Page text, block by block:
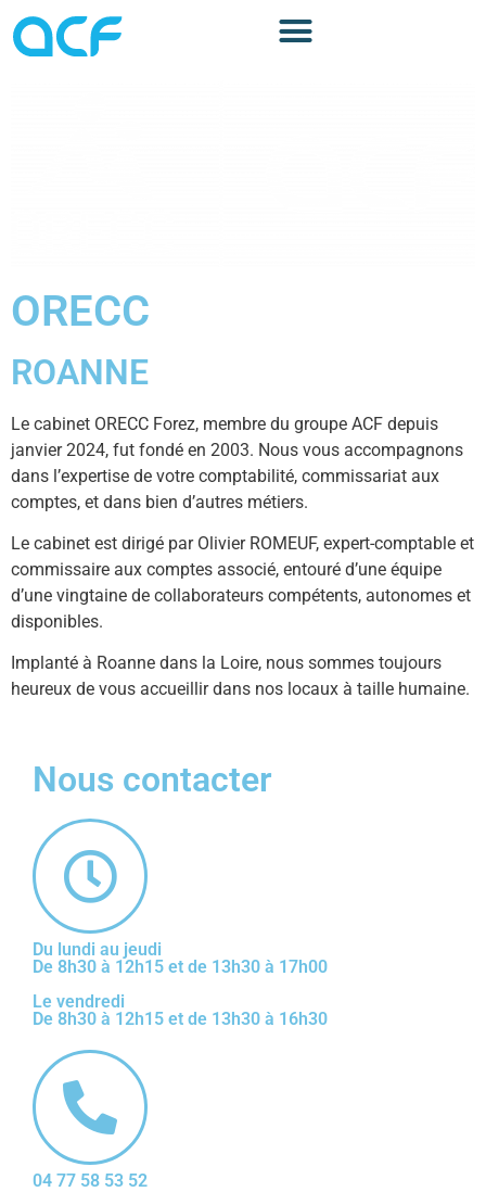
principal
ORECC
ROANNE
Le cabinet ORECC Forez, membre du groupe ACF depuis
janvier 2024, fut fondé en 2003. Nous vous accompagnons
dans l’expertise de votre comptabilité, commissariat aux
comptes, et dans bien d’autres métiers.
Le cabinet est dirigé par Olivier ROMEUF, expert-comptable et
commissaire aux comptes associé, entouré d’une équipe
d’une vingtaine de collaborateurs compétents, autonomes et
disponibles.
Implanté à Roanne dans la Loire, nous sommes toujours
heureux de vous accueillir dans nos locaux à taille humaine.
Nous contacter
Du lundi au jeudi
De 8h30 à 12h15 et de 13h30 à 17h00
Le vendredi
De 8h30 à 12h15 et de 13h30 à 16h30
04 77 58 53 52